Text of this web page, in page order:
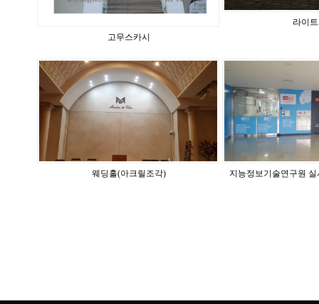
고무스카시
라이
웨딩홀(아크릴조각) 지능정보기술연구원